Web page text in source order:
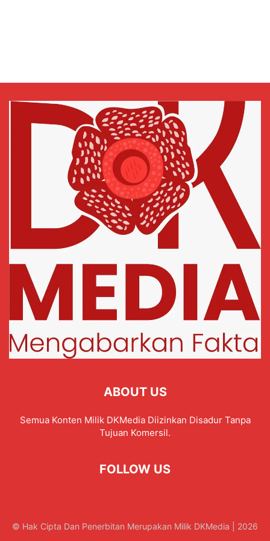
ABOUT US
Semua Konten Milik DKMedia Diizinkan Disadur Tanpa
Tujuan Komersil.
FOLLOW US
© Hak Cipta Dan Penerbitan Merupakan Milik DKMedia | 2026